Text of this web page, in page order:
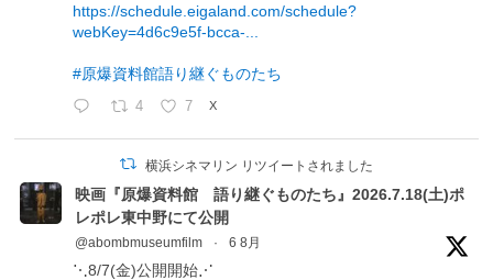
https://schedule.eigaland.com/schedule?
webKey=4d6c9e5f-bcca-...
#原爆資料館語り継ぐものたち
4 7 X
横浜シネマリン リツイートされました
映画『原爆資料館 語り継ぐものたち』2026.7.18(土)ポ
レポレ東中野にて公開
@abombmuseumfilm · 6 8月
⋱8/7(金)公開開始⋰